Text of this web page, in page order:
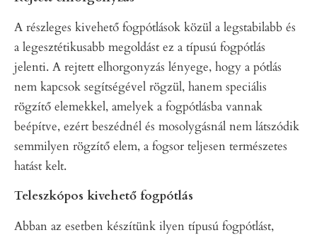
A részleges kivehető fogpótlások közül a legstabilabb és
a legesztétikusabb megoldást ez a típusú fogpótlás
jelenti. A rejtett elhorgonyzás lényege, hogy a pótlás
nem kapcsok segítségével rögzül, hanem speciális
rögzítő elemekkel, amelyek a fogpótlásba vannak
beépítve, ezért beszédnél és mosolygásnál nem látszódik
semmilyen rögzítő elem, a fogsor teljesen természetes
hatást kelt.
Teleszkópos kivehető fogpótlás
Abban az esetben készítünk ilyen típusú fogpótlást,